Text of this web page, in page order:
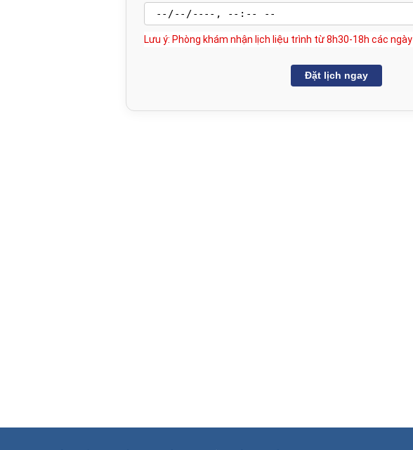
Lưu ý: Phòng khám nhận lịch liệu trình từ 8h30-18h các ngày
Đặt lịch ngay